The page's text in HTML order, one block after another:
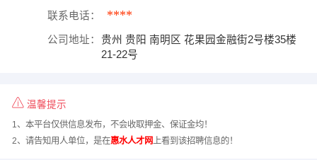
联系电话： ****
公司地址：
贵州 贵阳 南明区 花果园金融街2号楼35楼
21-22号
温馨提示
1、本平台仅供信息发布，不会收取押金、保证金均！
2、请告知用人单位，是在惠水人才网上看到该招聘信息的！